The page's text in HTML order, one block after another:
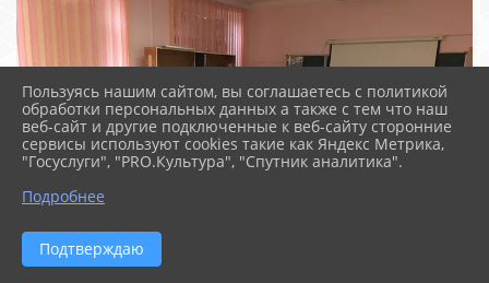
Пользуясь нашим сайтом, вы соглашаетесь с политикой
обработки персональных данных а также с тем что наш
веб-сайт и другие подключенные к веб-сайту сторонние
сервисы используют cookies такие как Яндекс Метрика,
"Госуслуги", "PRO.Культура", "Спутник аналитика".
Подробнее
Подтверждаю